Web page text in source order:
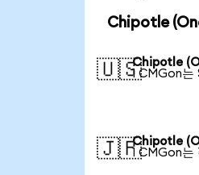
Chipotle
🇺🇸Chipotle
1 CMGon는
🇯🇵Chipotle
1 CMGon는